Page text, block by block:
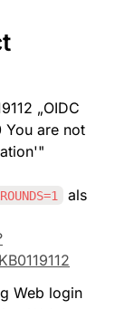
„OIDC
are not
als
Web login